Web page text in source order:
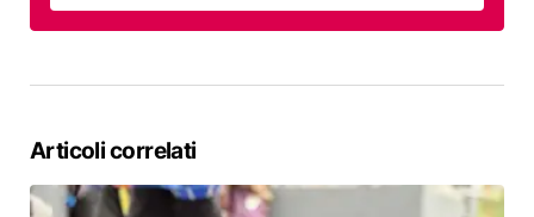
Articoli correlati